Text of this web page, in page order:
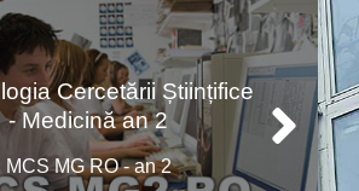
Cercetării Științifice
Medicină an 2
MG RO - an 2